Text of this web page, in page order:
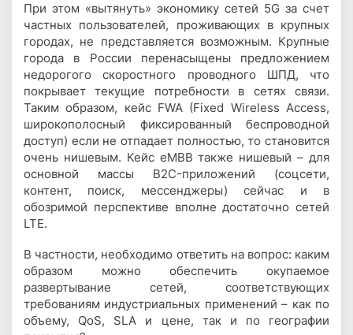
При этом «вытянуть» экономику сетей 5G за счет
частных пользователей, проживающих в крупных
городах, не представляется возможным. Крупные
города в России перенасыщены предложением
недорогого скоростного проводного ШПД, что
покрывает текущие потребности в сетях связи.
Таким образом, кейс FWA (Fixed Wireless Access,
широкополосный фиксированный беспроводной
доступ) если не отпадает полностью, то становится
очень нишевым. Кейс eMBB также нишевый – для
основной массы B2C-приложений (соцсети,
контент, поиск, мессенджеры) сейчас и в
обозримой перспективе вполне достаточно сетей
LTE.
В частности, необходимо ответить на вопрос: каким
образом можно обеспечить окупаемое
развертывание сетей, соответствующих
требованиям индустриальных применений – как по
объему, QoS, SLA и цене, так и по географии